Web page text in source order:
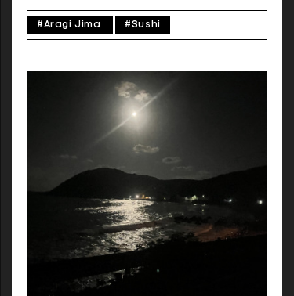
まった2泊3日のサイクリング旅行。 選んだの
は、四国からのアクセスの良さと紀伊半島の豊か
目は日高・白崎のリアス式海岸の絶景を狙う。和
歌山の美しい山と海を2泊3日に凝縮した、野心的
なプランだ。このエリアは、徳島港と和歌山港を
結ぶ南海フェリーのおかげで、僕たちにとっては
けっこう身近な存在。関西国際空港からも車で約
1時間半という立地なので、海外からの旅行者や
関東圏の人にも十分射程圏内のはず。 とはいえ、
愛媛と高知から向かうには移動時間が6時間ほ
ど。さすがに当日入りは無謀ということで、金曜
日の午後から出発し、前泊することにした。金曜
日の移動日を経て、土曜日からサイクリングを楽
しむ。 Text_Ryuji IsePhoto_Tatz Shimizu 一日
目：有田川町からの山岳ルート〜関西随一のスス
キ草原の名所、生石高原へ〜 コース概要起点：有
田川町「TADONO the bedroom」ルート：有田
川町→生石高原→「赤玉わさび寿司」→「あらぎ
#Aragi Jima #Sushi